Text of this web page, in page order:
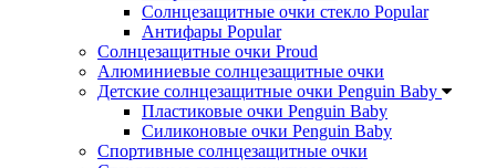
Солнцезащитные очки стекло Popular
Aнтифары Popular
Солнцезащитные очки Proud
Алюминиевые солнцезащитные очки
Детские солнцезащитные очки Penguin Baby
Пластиковые очки Penguin Baby
Силиконовые очки Penguin Baby
Спортивные солнцезащитные очки